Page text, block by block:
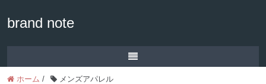
brand note
ホーム / メンズアパレル